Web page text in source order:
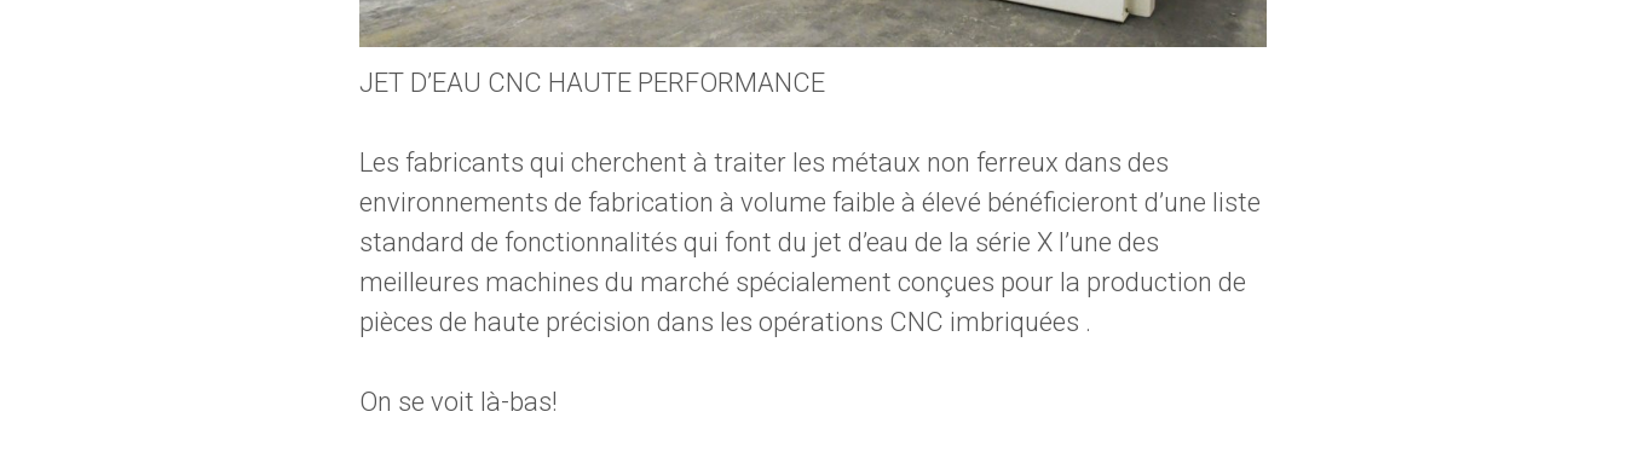
JET D’EAU CNC HAUTE PERFORMANCE
Les fabricants qui cherchent à traiter les métaux non ferreux dans des
environnements de fabrication à volume faible à élevé bénéficieront d’une liste
standard de fonctionnalités qui font du jet d’eau de la série X l’une des
meilleures machines du marché spécialement conçues pour la production de
pièces de haute précision dans les opérations CNC imbriquées .
On se voit là-bas!